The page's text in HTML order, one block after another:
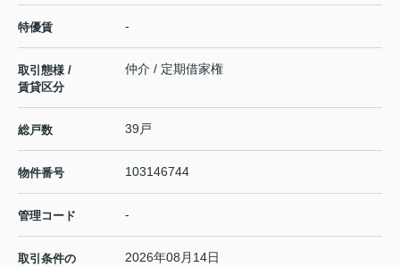
特優賃 -
取引態様 /
賃貸区分
仲介 / 定期借家権
総戸数 39戸
物件番号 103146744
管理コード -
取引条件の
2026年08月14日